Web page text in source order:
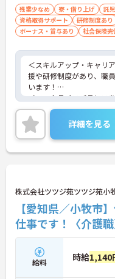
長く続けられる待遇が充
・年間休日108日＋夏季
・有給取得しやすく、入
・住宅手当・扶養手当・
→ 安定した収入と無理の
■ キャリアアップもしっ
成長したい気持ちをしっ
・等級制度でキャリアア
・経験・資格に応じて給
→ 将来を見据えて働きた
残業少なめ 寮・借り上げ 託
資格取得サポート
研修制度あり
ボーナス・賞与あり
社会保険完
＜スキルアップ・キャリ
援や研修制度があり、職
います！
＜ワークライフバランス
る制度や社宅制度、各種
きやすい環境が整っていま
＜寄り添ったケアの実施
ったサービスの提供を目
るような人材育成にも注
詳細をお話ししますので
詳細を見る
株式会社ツツジ苑ツツジ苑小
【愛知県／小牧市
仕事です！〈介護職
給料 時給1,140